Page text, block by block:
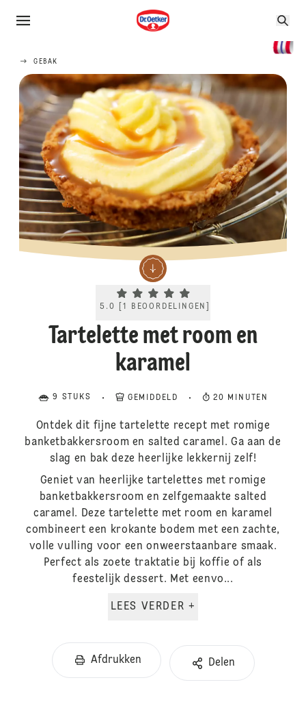
GEBAK
Current rating 5.0. Click to rate.
5.0 [1 BEOORDELINGEN
Tartelette met room en
karamel
9 STUKS GEMIDDELD 20 MINUTEN
Ontdek dit fijne tartelette recept met romige
banketbakkersroom en salted caramel. Ga aan de
slag en bak deze heerlijke lekkernij zelf!
Geniet van heerlijke tartelettes met romige
banketbakkersroom en zelfgemaakte salted
caramel. Deze tartelette met room en karamel
combineert een krokante bodem met een zachte,
volle vulling voor een onweerstaanbare smaak.
Perfect als zoete traktatie bij koffie of als
feestelijk dessert. Met eenvo...
LEES VERDER +
Afdrukken Delen